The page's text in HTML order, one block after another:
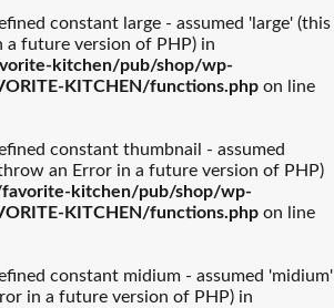
constant large - assumed 'large' (this
future version of PHP) in
kitchen/pub/shop/wp-
KITCHEN/functions.php on line
constant thumbnail - assumed
an Error in a future version of PHP)
kitchen/pub/shop/wp-
KITCHEN/functions.php on line
constant midium - assumed 'midium'
in a future version of PHP) in
ックス イッタラ
マ ルミナラ
業 木村硝子店
すすめギフト
めギフト 新築祝おすすめギフト
めギフト
入園・入学祝おすすめギフ
ト・器人気
ング
カトラリー人気ル
ランキング